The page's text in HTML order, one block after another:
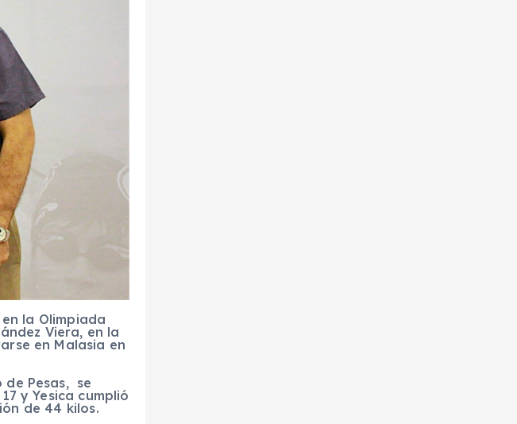
la Olimpiada
Viera, en la
en Malasia en
Pesas, se
y Yesica cumplió
de 44 kilos.